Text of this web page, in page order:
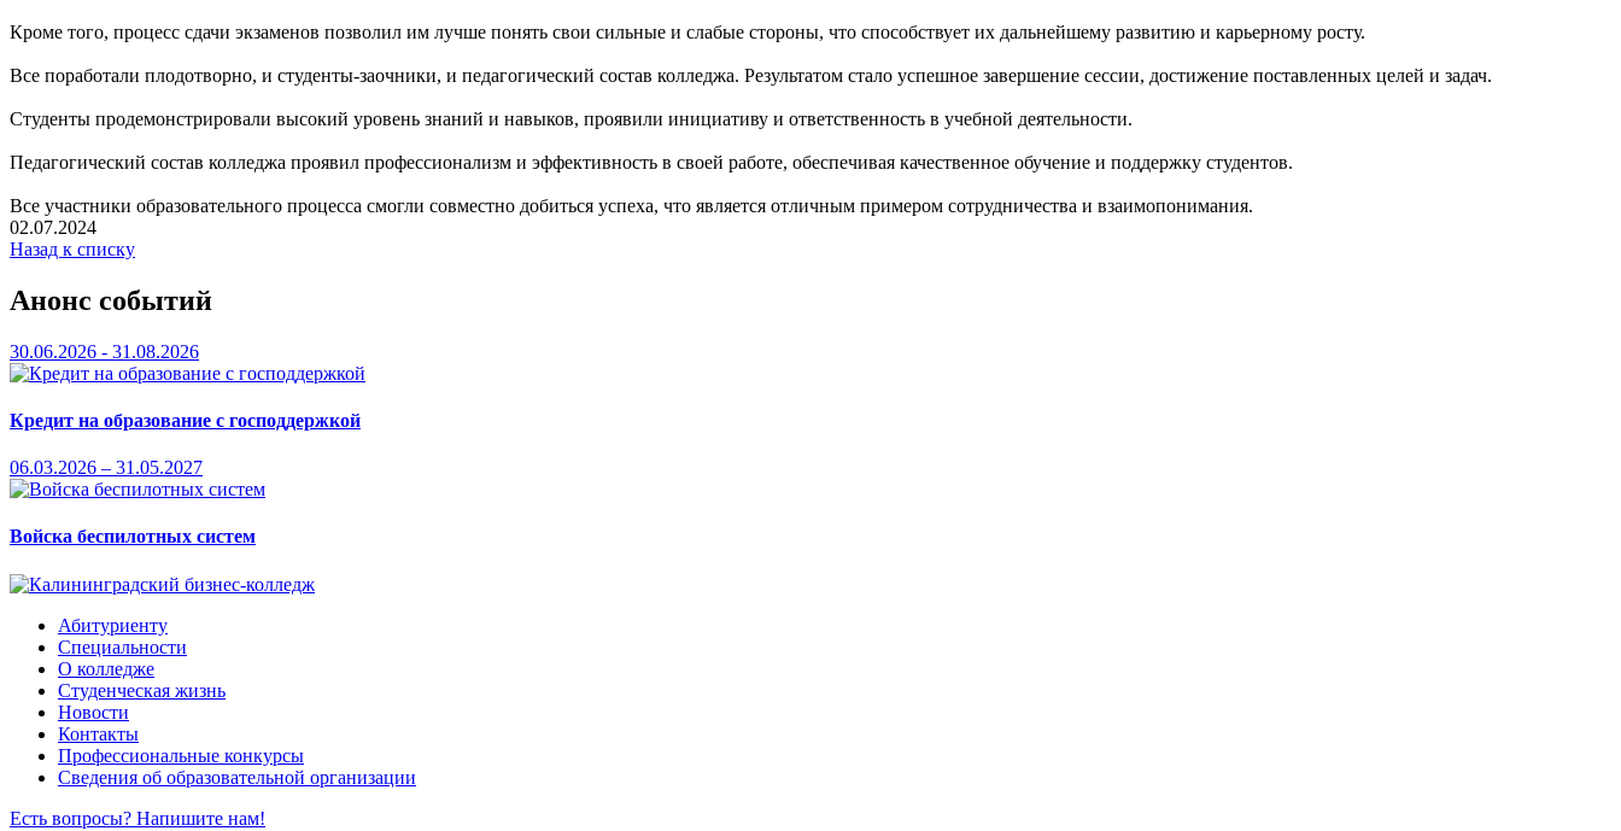
Кроме того, процесс сдачи экзаменов позволил им лучше понять свои сильные и слабые стороны, что способствует их дальнейшему развитию и карьерному росту.
Все поработали плодотворно, и студенты-заочники, и педагогический состав колледжа. Результатом стало успешное завершение сессии, достижение поставленных целей и задач.
Студенты продемонстрировали высокий уровень знаний и навыков, проявили инициативу и ответственность в учебной деятельности.
Педагогический состав колледжа проявил профессионализм и эффективность в своей работе, обеспечивая качественное обучение и поддержку студентов.
Все участники образовательного процесса смогли совместно добиться успеха, что является отличным примером сотрудничества и взаимопонимания.
02.07.2024
Назад к списку
Анонс событий
30.06.2026 - 31.08.2026
Кредит на образование с господдержкой
06.03.2026 – 31.05.2027
Войска беспилотных систем
Абитуриенту
Специальности
О колледже
Студенческая жизнь
Новости
Контакты
Профессиональные конкурсы
Сведения об образовательной организации
Есть вопросы? Напишите нам!